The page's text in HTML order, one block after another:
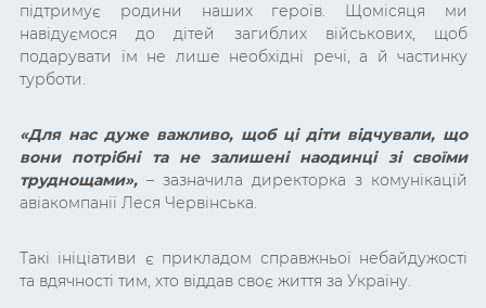
підтримує родини наших героїв. Щомісяця ми
навідуємося до дітей загиблих військових, щоб
подарувати їм не лише необхідні речі, а й частинку
турботи.
«Для нас дуже важливо, щоб ці діти відчували, що
вони потрібні та не залишені наодинці зі своїми
труднощами», – зазначила директорка з комунікацій
авіакомпанії Леся Червінська.
Такі ініціативи є прикладом справжньої небайдужості
та вдячності тим, хто віддав своє життя за Україну.